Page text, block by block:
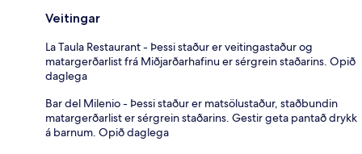
Veitingar
La Taula Restaurant - Þessi staður er veitingastaður og
matargerðarlist frá Miðjarðarhafinu er sérgrein staðarins. Opið
daglega
Bar del Milenio - Þessi staður er matsölustaður, staðbundin
matargerðarlist er sérgrein staðarins. Gestir geta pantað drykk
á barnum. Opið daglega